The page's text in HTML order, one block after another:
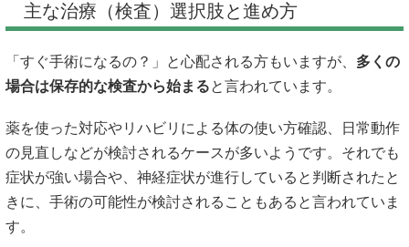
主な治療（検査）選択肢と進め方
「すぐ手術になるの？」と心配される方もいますが、 多くの
場合は保存的な検査から始まると言われています。
薬を使った対応やリハビリによる体の使い方確認、日常動作
の見直しなどが検討されるケースが多いようです。それでも
症状が強い場合や、神経症状が進行していると判断されたと
きに、手術の可能性が検討されることもあると言われていま
す。